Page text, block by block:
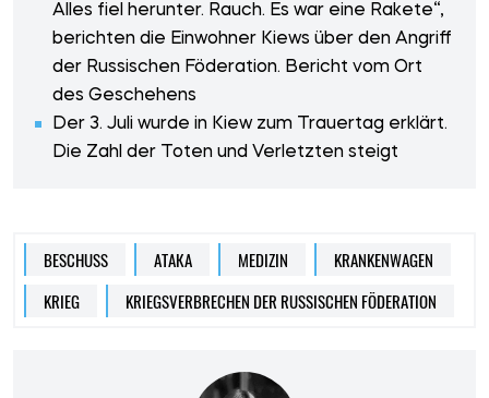
Alles fiel herunter. Rauch. Es war eine Rakete“,
berichten die Einwohner Kiews über den Angriff
der Russischen Föderation. Bericht vom Ort
des Geschehens
Der 3. Juli wurde in Kiew zum Trauertag erklärt.
Die Zahl der Toten und Verletzten steigt
BESCHUSS АТАКА MEDIZIN
KRANKENWAGEN
KRIEG
KRIEGSVERBRECHEN DER RUSSISCHEN FÖDERATION